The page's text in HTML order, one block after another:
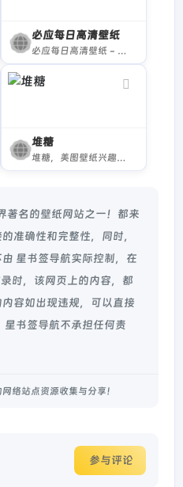
必应每日高清壁纸
必应每日高清壁纸 - 精彩，从这里开始
堆糖
堆糖，美图壁纸兴趣社区。收录几十亿高清优质图片，数千万用户的珍藏分享，一键收藏下载美图，点亮生活无限灵感，做你的美好研究所：拥有高清壁纸、情侣头像、明星爱豆、影视动漫、情感文字、表情包、绘画手帐、P图教程、美妆穿搭、歌词台词、可爱萌宠等多种图片分类。你想要的风景壁纸、聊天背景、朋友圈背景、动漫头像都可以在这里找到。
著名的壁纸网站之一！都来
准确性和完整性，同时，
星书签导航实际控制，在
时，该网页上的内容，都
容如出现违规，可以直接
星书签导航不承担任何责
络站点资源收集与分享！
参与评论